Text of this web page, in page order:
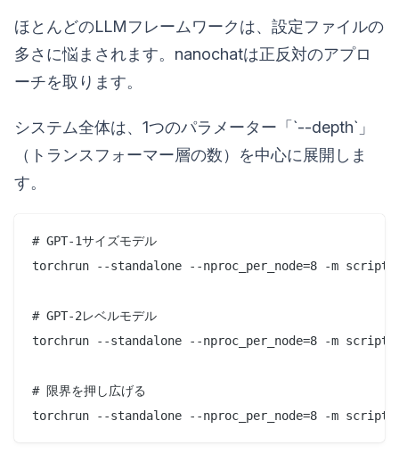
ほとんどのLLMフレームワークは、設定ファイルの
多さに悩まされます。nanochatは正反対のアプロ
ーチを取ります。
システム全体は、1つのパラメーター「`--depth`」
（トランスフォーマー層の数）を中心に展開しま
す。
# GPT-1サイズモデル
torchrun --standalone --nproc_per_node=8 -m
# GPT-2レベルモデル
torchrun --standalone --nproc_per_node=8 -m
# 限界を押し広げる